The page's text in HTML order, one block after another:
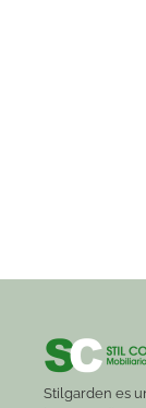
Stilgarden es